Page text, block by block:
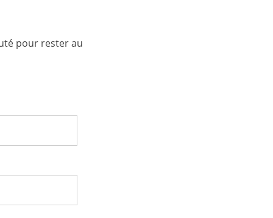
pour rester au